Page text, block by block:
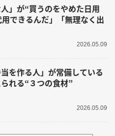
人」が“買うのをやめた日用
できるんだ」「無理なく出
2026.05.09
当を作る人」が常備している
れる“３つの食材”
2026.05.09